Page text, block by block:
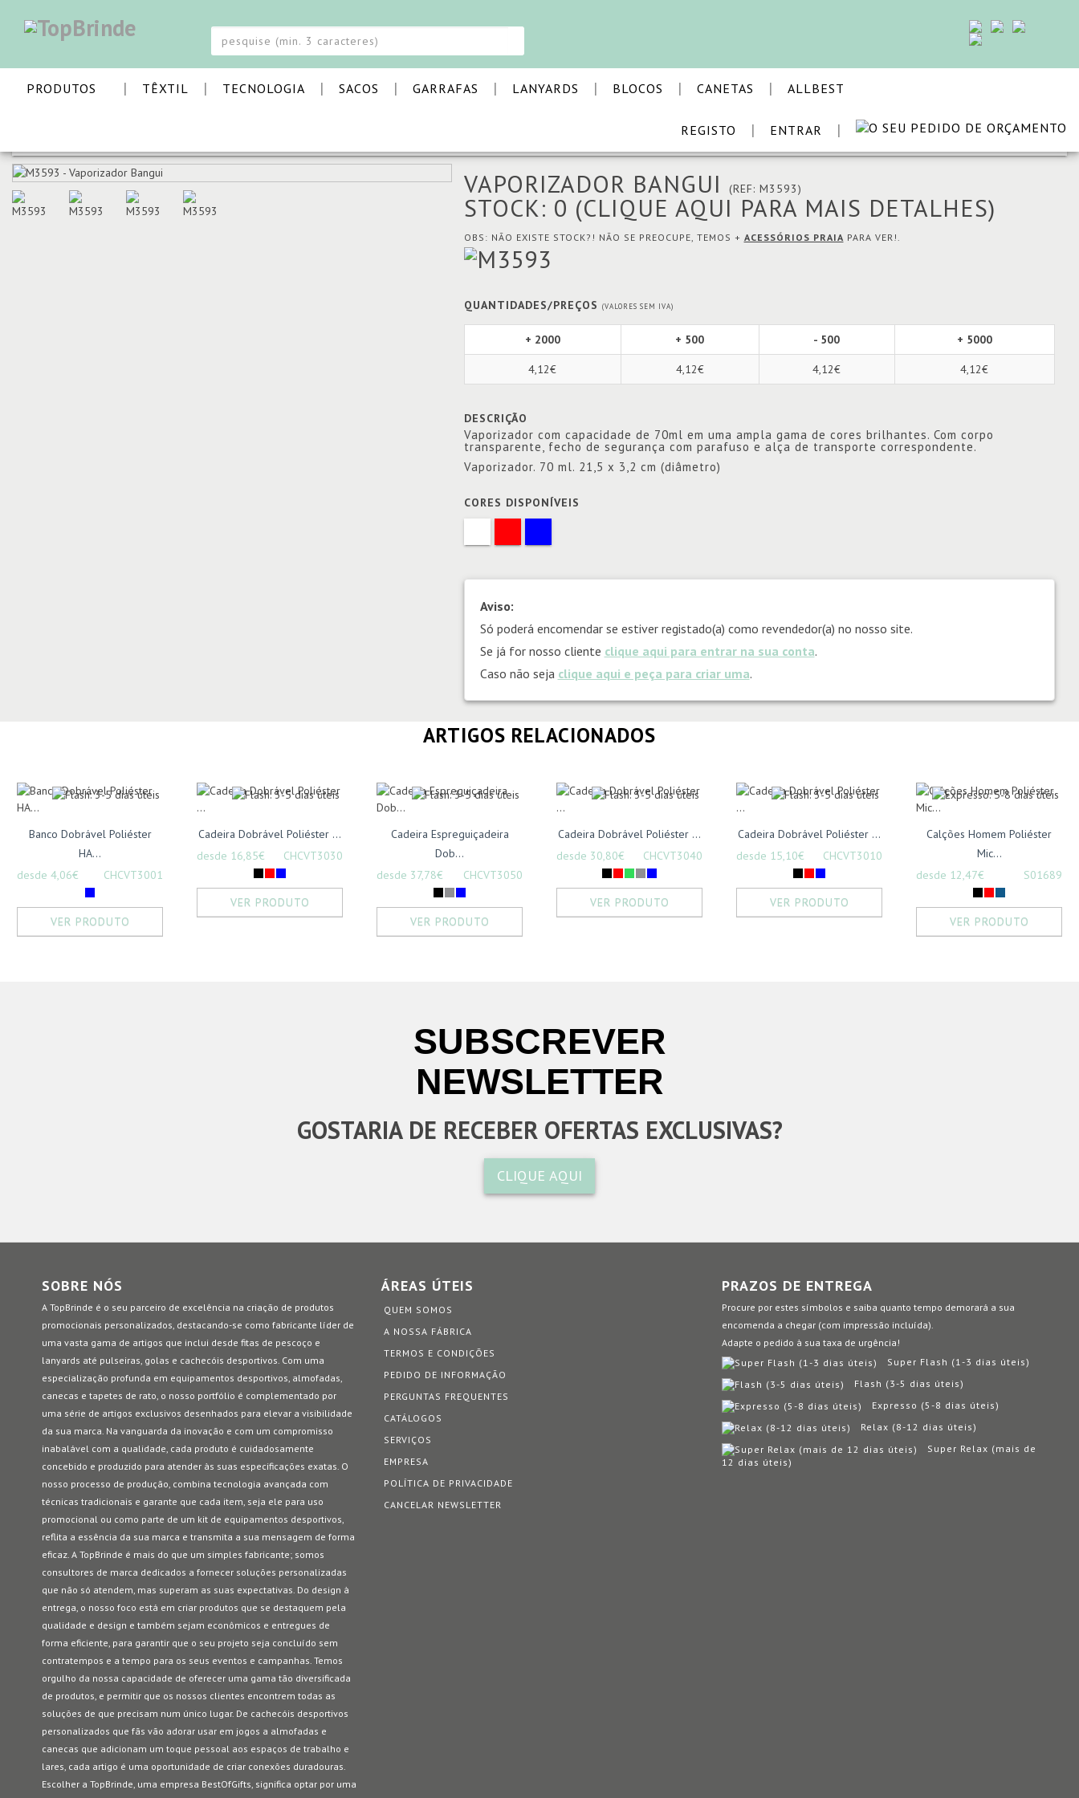
PRODUTOS | TÊXTIL | TECNOLOGIA | SACOS | GARRAFAS | LANYARDS | BLOCOS | CANETAS | ALLBEST
|
ENTRAR
|
REGISTO VOLTAR
VAPORIZADOR BANGUI (REF: M3593)
STOCK: 0 (CLIQUE AQUI PARA MAIS DETALHES)
OBS: NÃO EXISTE STOCK?! NÃO SE PREOCUPE, TEMOS + ACESSÓRIOS PRAIA PARA VER!.
QUANTIDADES/PREÇOS (VALORES SEM IVA)
+ 2000 + 500 - 500 + 5000
4,12€ 4,12€ 4,12€ 4,12€
DESCRIÇÃO
Vaporizador com capacidade de 70ml em uma ampla gama de cores brilhantes. Com corpo
transparente, fecho de segurança com parafuso e alça de transporte correspondente.
Vaporizador. 70 ml. 21,5 x 3,2 cm (diâmetro)
CORES DISPONÍVEIS
Aviso:
Só poderá encomendar se estiver registado(a) como revendedor(a) no nosso site.
Se já for nosso cliente clique aqui para entrar na sua conta.
Caso não seja clique aqui e peça para criar uma.
ARTIGOS RELACIONADOS
Banco Dobrável Poliéster
HA...
desde 4,06€
CHCVT3001
VER PRODUTO
Cadeira Dobrável Poliéster ...
desde 16,85€
CHCVT3030
VER PRODUTO
Cadeira Espreguiçadeira
Dob...
desde 37,78€
CHCVT3050
VER PRODUTO
Cadeira Dobrável Poliéster ...
desde 30,80€
CHCVT3040
VER PRODUTO
Cadeira Dobrável Poliéster ...
desde 15,10€
CHCVT3010
VER PRODUTO
Calções Homem Poliéster
Mic...
desde 12,47€
S01689
VER PRODUTO
SUBSCREVER
NEWSLETTER
GOSTARIA DE RECEBER OFERTAS EXCLUSIVAS?
CLIQUE AQUI
SOBRE NÓS
A TopBrinde é o seu parceiro de excelência na criação de produtos
promocionais personalizados, destacando-se como fabricante líder de
uma vasta gama de artigos que inclui desde fitas de pescoço e
lanyards até pulseiras, golas e cachecóis desportivos. Com uma
especialização profunda em equipamentos desportivos, almofadas,
canecas e tapetes de rato, o nosso portfólio é complementado por
uma série de artigos exclusivos desenhados para elevar a visibilidade
da sua marca. Na vanguarda da inovação e com um compromisso
inabalável com a qualidade, cada produto é cuidadosamente
concebido e produzido para atender às suas especificações exatas. O
nosso processo de produção, combina tecnologia avançada com
técnicas tradicionais e garante que cada item, seja ele para uso
promocional ou como parte de um kit de equipamentos desportivos,
reflita a essência da sua marca e transmita a sua mensagem de forma
eficaz. A TopBrinde é mais do que um simples fabricante; somos
consultores de marca dedicados a fornecer soluções personalizadas
que não só atendem, mas superam as suas expectativas. Do design à
entrega, o nosso foco está em criar produtos que se destaquem pela
qualidade e design e também sejam econômicos e entregues de
forma eficiente, para garantir que o seu projeto seja concluído sem
contratempos e a tempo para os seus eventos e campanhas. Temos
orgulho da nossa capacidade de oferecer uma gama tão diversificada
de produtos, e permitir que os nossos clientes encontrem todas as
soluções de que precisam num único lugar. De cachecóis desportivos
personalizados que fãs vão adorar usar em jogos a almofadas e
canecas que adicionam um toque pessoal aos espaços de trabalho e
lares, cada artigo é uma oportunidade de criar conexões duradouras.
Escolher a TopBrinde, uma empresa BestOfGifts, significa optar por uma
ÁREAS ÚTEIS
QUEM SOMOS
A NOSSA FÁBRICA
TERMOS E CONDIÇÕES
PEDIDO DE INFORMAÇÃO
PERGUNTAS FREQUENTES
CATÁLOGOS
SERVIÇOS
EMPRESA
POLÍTICA DE PRIVACIDADE
CANCELAR NEWSLETTER
PRAZOS DE ENTREGA
Procure por estes símbolos e saiba quanto tempo demorará a sua
encomenda a chegar (com impressão incluída).
Adapte o pedido à sua taxa de urgência!
Super Flash (1-3 dias úteis)
Flash (3-5 dias úteis)
Expresso (5-8 dias úteis)
Relax (8-12 dias úteis)
Super Relax (mais de
12 dias úteis)